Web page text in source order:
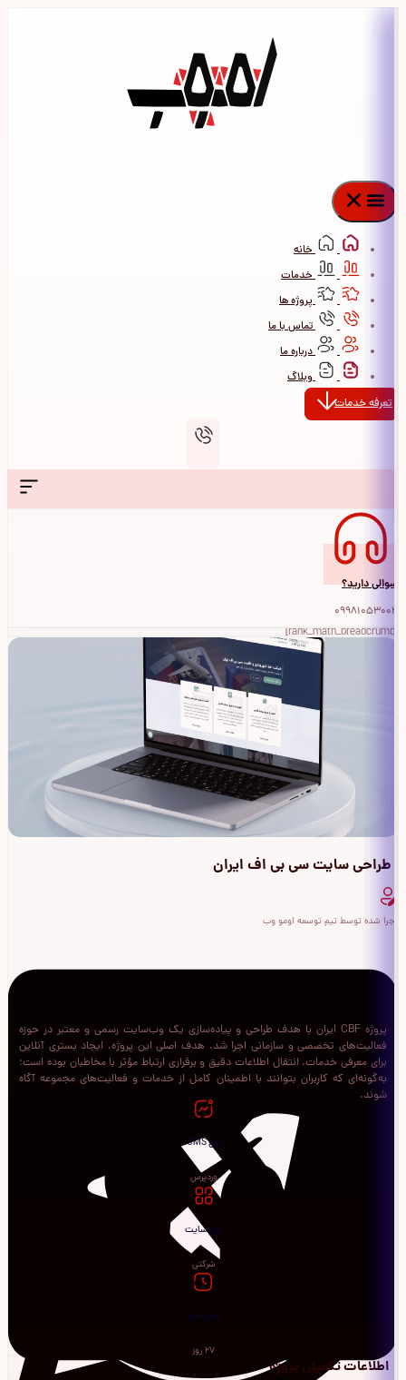
خانه
خدمات
پروژه ها
تماس با ما
درباره ما
وبلاگ
تعرفه خدمات
سوالی دارید؟
09981053004
طراحی سایت سی بی اف ایران
اجرا شده توسط تیم توسعه اومو وب
پروژه CBF ایران با هدف طراحی و پیاده‌سازی یک وب‌سایت رسمی و معتبر در حوزه
فعالیت‌های تخصصی و سازمانی اجرا شد. هدف اصلی این پروژه، ایجاد بستری آنلاین
برای معرفی خدمات، انتقال اطلاعات دقیق و برقراری ارتباط مؤثر با مخاطبان بوده است؛
به‌گونه‌ای که کاربران بتوانند با اطمینان کامل از خدمات و فعالیت‌های مجموعه آگاه
شوند.
نوع CMS
وردپرس
نوع سایت
شرکتی
زمان اجرا
27 روز
اطلاعات تکمیلی پروژه